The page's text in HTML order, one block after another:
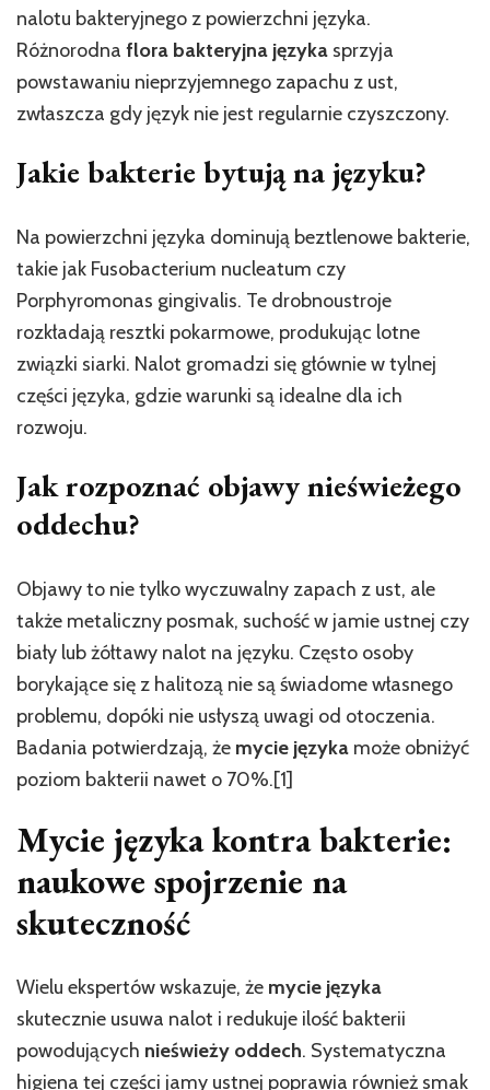
nalotu bakteryjnego z powierzchni języka.
Różnorodna flora bakteryjna języka sprzyja
powstawaniu nieprzyjemnego zapachu z ust,
zwłaszcza gdy język nie jest regularnie czyszczony.
Jakie bakterie bytują na języku?
Na powierzchni języka dominują beztlenowe bakterie,
takie jak Fusobacterium nucleatum czy
Porphyromonas gingivalis. Te drobnoustroje
rozkładają resztki pokarmowe, produkując lotne
związki siarki. Nalot gromadzi się głównie w tylnej
części języka, gdzie warunki są idealne dla ich
rozwoju.
Jak rozpoznać objawy nieświeżego
oddechu?
Objawy to nie tylko wyczuwalny zapach z ust, ale
także metaliczny posmak, suchość w jamie ustnej czy
biały lub żółtawy nalot na języku. Często osoby
borykające się z halitozą nie są świadome własnego
problemu, dopóki nie usłyszą uwagi od otoczenia.
Badania potwierdzają, że mycie języka może obniżyć
poziom bakterii nawet o 70%.[1]
Mycie języka kontra bakterie:
naukowe spojrzenie na
skuteczność
Wielu ekspertów wskazuje, że mycie języka
skutecznie usuwa nalot i redukuje ilość bakterii
powodujących nieświeży oddech. Systematyczna
higiena tej części jamy ustnej poprawia również smak